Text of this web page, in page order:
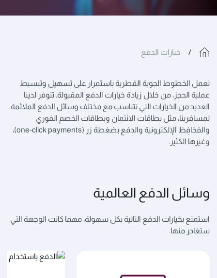
خيارات الدفع
تعمل الخطوط الجوية القطرية باستمرار على تسهيل وتبسيط
عملية الحجز، من خلال زيادة خيارات الدفع المقبولة. تتوفر لدينا
العديد من الخيارات التي تتناسب مع مختلف وسائل الدفع الملائمة
لمسافرينا، مثل بطاقات الائتمان وبطاقات الخصم الفوري
والمَحَافِظ الإلكترونية والدفع بضغطة زر (one-click payments)،
وغيرها الكثير.
وسائل الدفع العالمية
استمتع بخيارات الدفع التالية بكل سهولة، مهما كانت الوجهة التي
ستغادر منها.